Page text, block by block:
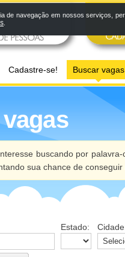
Cadastre-se! Buscar vagas
buscando por
sua chance de
Estado:
navegação em nossos serviços,